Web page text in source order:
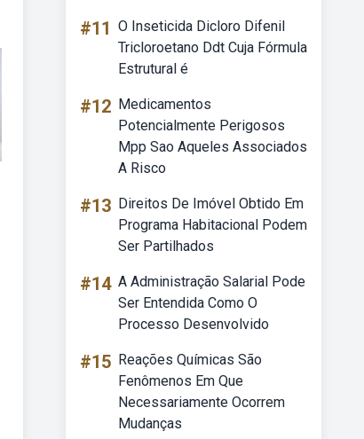
#11 O Inseticida Dicloro Difenil
Tricloroetano Ddt Cuja Fórmula
Estrutural é
#12 Medicamentos
Potencialmente Perigosos
Mpp Sao Aqueles Associados
A Risco
#13 Direitos De Imóvel Obtido Em
Programa Habitacional Podem
Ser Partilhados
#14 A Administração Salarial Pode
Ser Entendida Como O
Processo Desenvolvido
#15 Reações Químicas São
Fenômenos Em Que
Necessariamente Ocorrem
Mudanças